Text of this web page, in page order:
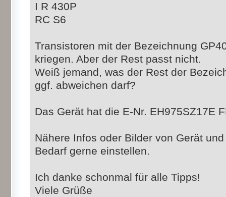
I R 430P
RC S6
Transistoren mit der Bezeichnung
kriegen. Aber der Rest passt nicht.
Weiß jemand, was der Rest der
ggf. abweichen darf?
Das Gerät hat die E-Nr. EH975SZ17E
Nähere Infos oder Bilder von Gerät
Bedarf gerne einstellen.
Ich danke schonmal für alle Tipps!
Viele Grüße